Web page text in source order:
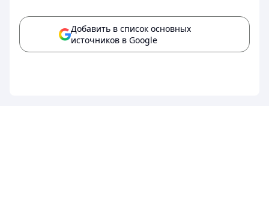
Добавить в список основных
источников в Google